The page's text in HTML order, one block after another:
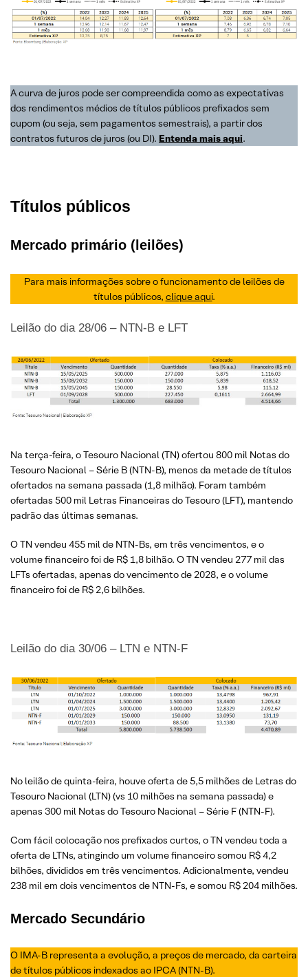
A curva de juros pode ser compreendida como as expectativas
dos rendimentos médios de títulos públicos prefixados sem
cupom (ou seja, sem pagamentos semestrais), a partir dos
contratos futuros de juros (ou DI). Entenda mais aqui.
Títulos públicos
Mercado primário (leilões)
Para mais informações sobre o funcionamento de leilões de
títulos públicos, clique aqui.
Leilão do dia 28/06 – NTN-B e LFT
Na terça-feira, o Tesouro Nacional (TN) ofertou 800 mil Notas do
Tesouro Nacional – Série B (NTN-B), menos da metade de títulos
ofertados na semana passada (1,8 milhão). Foram também
ofertadas 500 mil Letras Financeiras do Tesouro (LFT), mantendo
padrão das últimas semanas.
O TN vendeu 455 mil de NTN-Bs, em três vencimentos, e o
volume financeiro foi de R$ 1,8 bilhão. O TN vendeu 277 mil das
LFTs ofertadas, apenas do vencimento de 2028, e o volume
financeiro foi de R$ 2,6 bilhões.
Leilão do dia 30/06 – LTN e NTN-F
No leilão de quinta-feira, houve oferta de 5,5 milhões de Letras do
Tesouro Nacional (LTN) (vs 10 milhões na semana passada) e
apenas 300 mil Notas do Tesouro Nacional – Série F (NTN-F).
Com fácil colocação nos prefixados curtos, o TN vendeu toda a
oferta de LTNs, atingindo um volume financeiro somou R$ 4,2
bilhões, divididos em três vencimentos. Adicionalmente, vendeu
238 mil em dois vencimentos de NTN-Fs, e somou R$ 204 milhões.
Mercado Secundário
O IMA-B representa a evolução, a preços de mercado, da carteira
de títulos públicos indexados ao IPCA (NTN-B).